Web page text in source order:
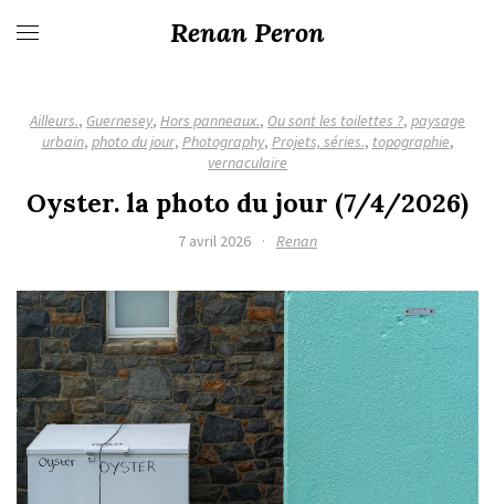
Renan Peron
Ailleurs., Guernesey, Hors panneaux., Ou sont les toilettes ?, paysage
urbain, photo du jour, Photography, Projets, séries., topographie,
vernaculaire
Oyster. la photo du jour (7/4/2026)
7 avril 2026 · Renan